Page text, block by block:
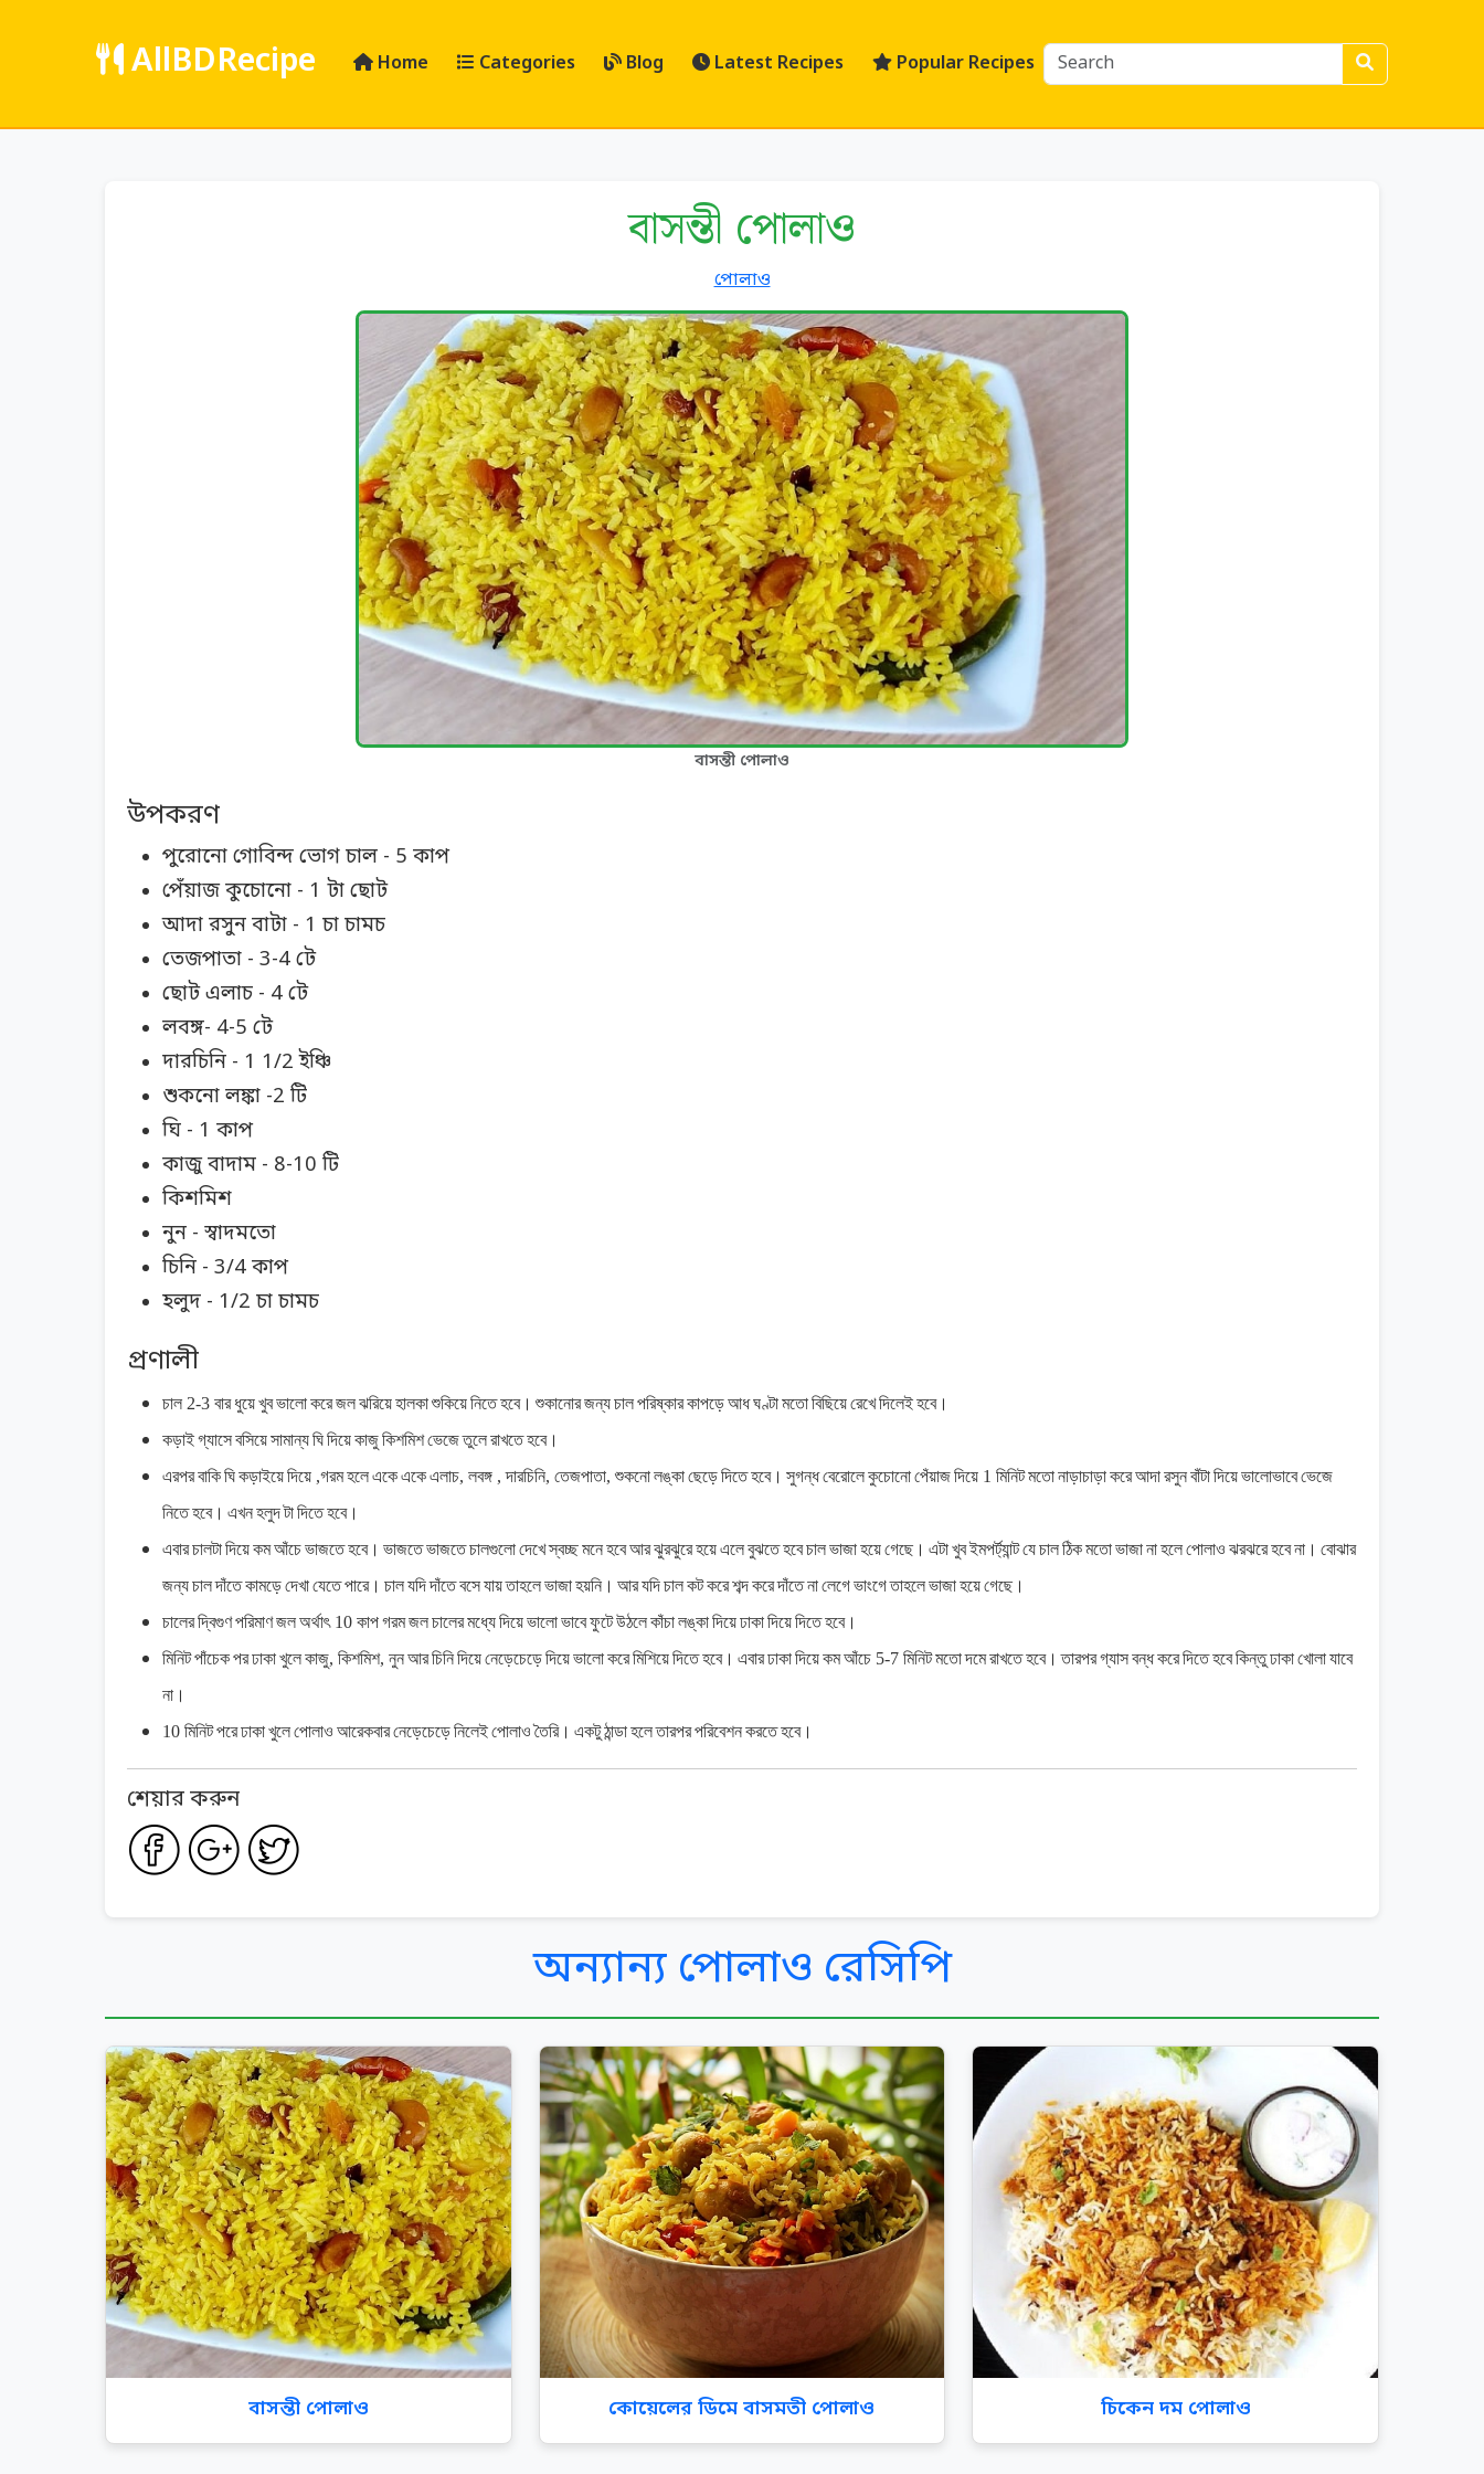
AllBDRecipe Home Categories Blog Latest Recipes Popular Recipes
বাসন্তী পোলাও
পোলাও
বাসন্তী পোলাও
উপকরণ
পুরোনো গোবিন্দ ভোগ চাল - 5 কাপ
পেঁয়াজ কুচোনো - 1 টা ছোট
আদা রসুন বাটা - 1 চা চামচ
তেজপাতা - 3-4 টে
ছোট এলাচ - 4 টে
লবঙ্গ- 4-5 টে
দারচিনি - 1 1/2 ইঞ্চি
শুকনো লঙ্কা -2 টি
ঘি - 1 কাপ
কাজু বাদাম - 8-10 টি
কিশমিশ
নুন - স্বাদমতো
চিনি - 3/4 কাপ
হলুদ - 1/2 চা চামচ
প্রণালী
চাল 2-3 বার ধুয়েখুবভালোকরেজলঝরিয়েহালকাশুকিয়েনিতেহবে। শুকানোরজন্যচালপরিষ্কারকাপড়েআধঘণ্টামতোবিছিয়েরেখেদিলেইহবে।
কড়াইগ্যাসেবসিয়েসামান্যঘিদিয়েকাজুকিশমিশভেজেতুলেরাখতেহবে।
এরপরবাকিঘিকড়াইয়েদিয়ে ,গরমহলেএকেএকেএলাচ, লবঙ্গ ,দারচিনি, তেজপাতা, শুকনোলঙ্কাছেড়েদিতেহবে। সুগন্ধবেরোলেকুচোনোপেঁয়াজদিয়ে 1 মিনিটমতোনাড়াচাড়াকরেআদারসুনবাঁটাদিয়েভালোভাবেভেজে
নিতেহবে। এখনহলুদটাদিতেহবে।
এবারচালটাদিয়েকমআঁচেভাজতেহবে। ভাজতেভাজতেচালগুলোদেখেস্বচ্ছমনেহবেআরঝুরঝুরেহয়েএলেবুঝতেহবেচালভাজাহয়েগেছে। এটাখুবইমপর্ট্যান্টযেচালঠিকমতোভাজানাহলেপোলাও ঝরঝরেহবেনা। বোঝার
জন্যচালদাঁতেকামড়েদেখাযেতেপারে। চালযদিদাঁতেবসেযায়তাহলেভাজাহয়নি। আরযদিচালকটকরেশব্দকরেদাঁতেনালেগেভাংগেতাহলেভাজাহয়েগেছে।
চালেরদ্বিগুণপরিমাণজলঅর্থাৎ10 কাপগরমজলচালেরমধ্যেদিয়েভালোভাবেফুটেউঠলেকাঁচালঙ্কাদিয়েঢাকাদিয়েদিতেহবে।
মিনিটপাঁচেকপরঢাকাখুলেকাজু, কিশমিশ, নুনআরচিনিদিয়েনেড়েচেড়েদিয়েভালোকরেমিশিয়েদিতেহবে। এবারঢাকাদিয়েকমআঁচে 5-7 মিনিটমতোদমেরাখতেহবে। তারপরগ্যাসবন্ধকরেদিতেহবেকিন্তুঢাকাখোলাযাবে
না।
10 মিনিটপরেঢাকাখুলেপোলাও আরেকবারনেড়েচেড়েনিলেইপোলাও তৈরি। একটুঠান্ডাহলেতারপরপরিবেশনকরতেহবে।
শেয়ার করুন
অন্যান্য পোলাও রেসিপি
বাসন্তী পোলাও কোয়েলের ডিমে বাসমতী পোলাও চিকেন দম পোলাও